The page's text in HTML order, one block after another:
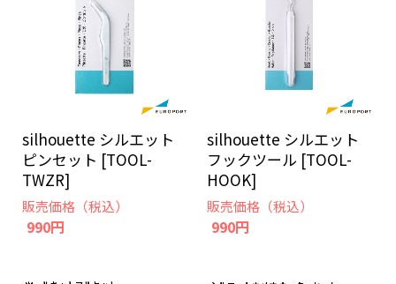
silhouette シルエット
ピンセット [TOOL-
TWZR]
販売価格（税込）
990円
silhouette シルエット
フックツール [TOOL-
HOOK]
販売価格（税込）
990円